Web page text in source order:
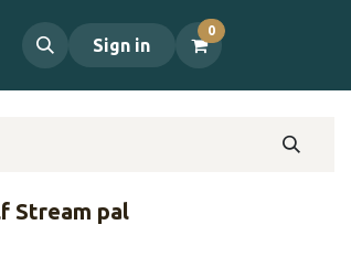
Sign in
0
Stream pal